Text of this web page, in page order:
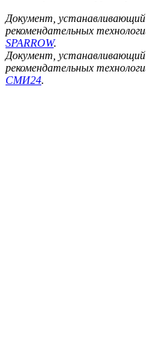
Документ, устанавливающий
рекомендательных
SPARROW.
Документ, устанавливающий
рекомендательных
СМИ24.